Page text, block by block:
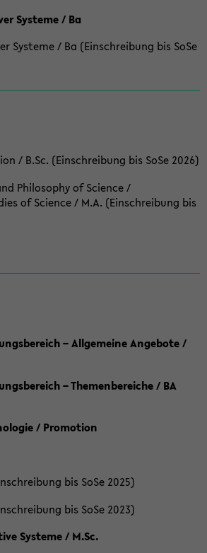
Systeme / Ba
Systeme / Ba (Einschreibung bis SoSe
/ B.Sc. (Einschreibung bis SoSe 2026)
Philosophy of Science /
of Science / M.A. (Einschreibung bis
– Allgemeine Angebote /
– Themenbereiche / BA
/ Promotion
bis SoSe 2025)
bis SoSe 2023)
Systeme / M.Sc.